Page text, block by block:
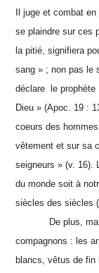
Il juge et combat
se plaindre sur ces
la pitié, signifiera
sang » ; non pas le
déclare le prophète
Dieu » (Apoc. 19 :
coeurs des
vêtement et sur sa
seigneurs » (v. 16).
du monde soit à
siècles des siècles
De plus,
compagnons : les
blancs, vêtus de